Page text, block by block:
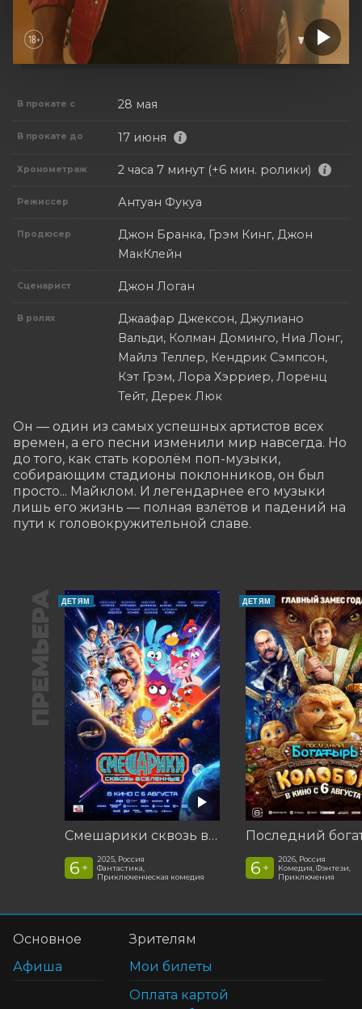
В прокате с 28 мая
В прокате до 17 июня
Хронометраж 2 часа 7 минут (+6 мин. ролики)
Режиссер Антуан Фукуа
Продюсер
Джон Бранка, Грэм Кинг, Джон
МакКлейн
Сценарист Джон Логан
В ролях
Джаафар Джексон, Джулиано
Вальди, Колман Доминго, Ниа Лонг,
Майлз Теллер, Кендрик Сэмпсон,
Кэт Грэм, Лора Хэрриер, Лоренц
Тейт, Дерек Люк
Он — один из самых успешных артистов всех
времен, а его песни изменили мир навсегда. Но
до того, как стать королём поп-музыки,
собирающим стадионы поклонников, он был
просто... Майклом. И легендарнее его музыки
лишь его жизнь — полная взлётов и падений на
пути к головокружительной славе.
ПРЕМЬЕРА ДЕТЯМ
Смешарики сквозь вселенные
6 +
2025, Россия
Фантастика,
Приключенческая комедия
ДЕТЯМ
6 +
2026, Россия
Комедия, Фэнтези,
Приключения
Основное
Афиша
Зрителям
Мои билеты
Оплата картой